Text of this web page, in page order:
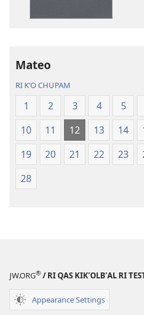
Mateo
RI KʼO CHUPAM
1 2 3 4 5
10
11 12 13 14
19
20 21 22 23
28
JW.ORG® / RI QAS KIKʼOLBʼAL RI
Appearance Settings